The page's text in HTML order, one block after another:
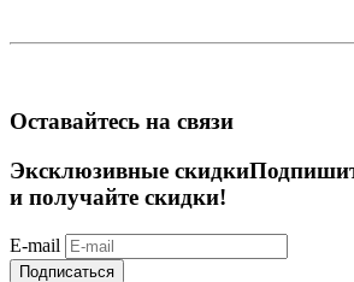
Оставайтесь на связи
Эксклюзивные скидки
и получайте скидки!
E-mail
Подписаться